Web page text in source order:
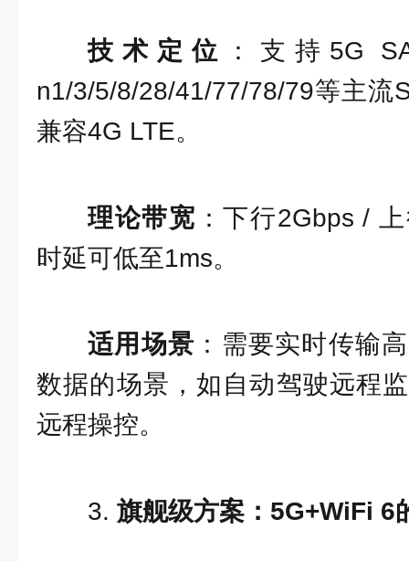
技术定位
：支持5G
n1/3/5/8/28/41/77/78/79等主流
兼容4G LTE。
理论带宽 ：下行2Gbps /
时延可低至1ms。
适用场景 ：需要实时传输
数据的场景，如自动驾驶远程
远程操控。
3. 旗舰级方案：5G+WiFi 6